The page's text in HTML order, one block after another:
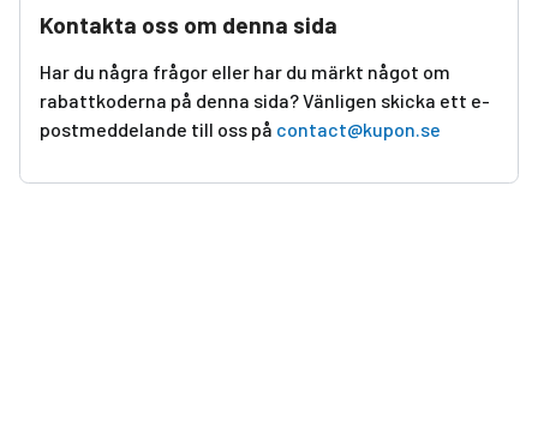
Kontakta oss om denna sida
Har du några frågor eller har du märkt något om
rabattkoderna på denna sida? Vänligen skicka ett e-
postmeddelande till oss på contact@kupon.se